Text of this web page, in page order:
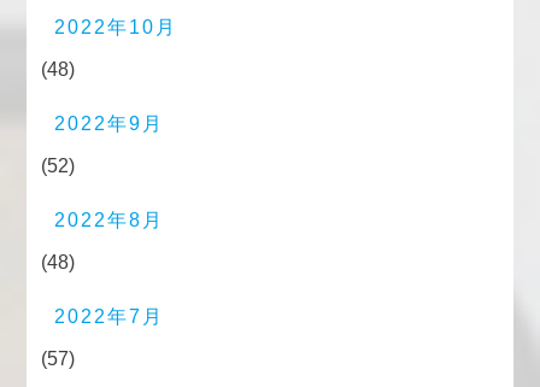
2022年10月
(48)
2022年9月
(52)
2022年8月
(48)
2022年7月
(57)